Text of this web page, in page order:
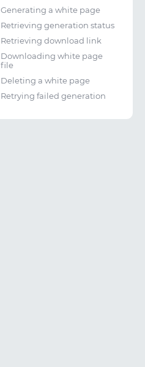
Generating a white page
Retrieving generation status
Retrieving download link
Downloading white page
file
Deleting a white page
Retrying failed generation